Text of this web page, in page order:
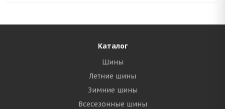
Каталог
Шины
Летние шины
Зимние шины
Всесезонные шины